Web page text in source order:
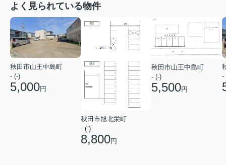
よく見られている物件
秋田市山王中島町
- (-)
5,000円
秋田市旭北栄町
- (-)
8,800円
秋田市山王中島町
- (-)
5,500円
-